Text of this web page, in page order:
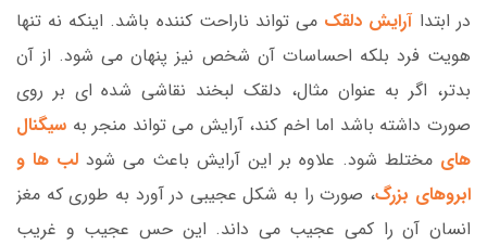
در ابتداآرایش دلقک می تواند ناراحت کننده باشد. اینکه نه تنها
هویت فرد بلکه احساسات آن شخص نیز پنهان می شود. از آن
بدتر، اگر به عنوان مثال، دلقک لبخند نقاشی شده ای بر روی
صورت داشته باشد اما اخم کند، آرایش می تواند منجر به سیگنال
های مختلط شود. علاوه بر این آرایش باعث می شود لب ها و
ابروهای بزرگ، صورت را به شکل عجیبی در آورد به طوری که مغز
انسان آن را کمی عجیب می داند. این حس عجیب و غریب